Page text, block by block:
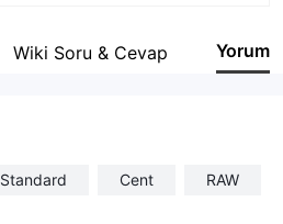
Wiki Soru & Cevap Yorum
Standard Cent RAW